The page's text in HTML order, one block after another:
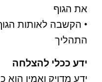
את הגוף
• הקשבה לאותות
התהליך
ידע ככלי להצלחה
ידע מדויק ואמין